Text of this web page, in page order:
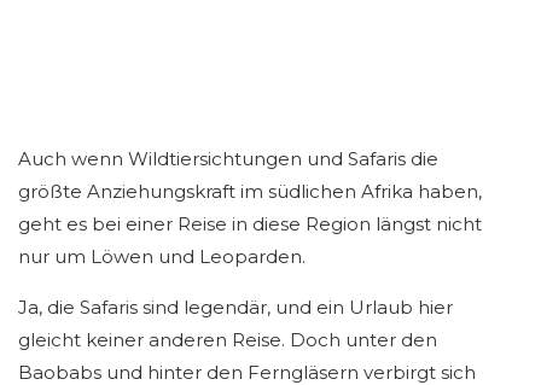
Auch wenn Wildtiersichtungen und Safaris die
größte Anziehungskraft im südlichen Afrika haben,
geht es bei einer Reise in diese Region längst nicht
nur um Löwen und Leoparden.
Ja, die Safaris sind legendär, und ein Urlaub hier
gleicht keiner anderen Reise. Doch unter den
Baobabs und hinter den Ferngläsern verbirgt sich